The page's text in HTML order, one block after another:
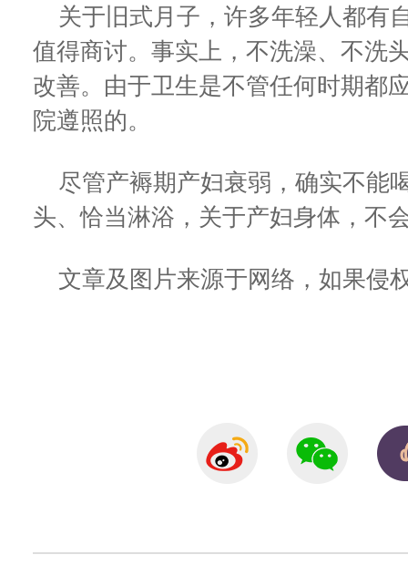
关于旧式月子，许多年轻人都有
值得商讨。事实上，不洗澡、不洗
改善。由于卫生是不管任何时期都
院遵照的。
尽管产褥期产妇衰弱，确实不能
头、恰当淋浴，关于产妇身体，不
文章及图片来源于网络，如果侵